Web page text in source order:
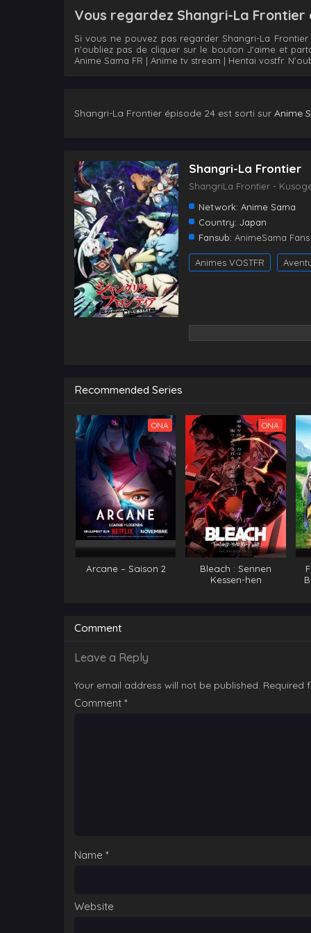
Vous regardez Shangri-La
Si vous ne pouvez pas regarder Shangri-La
n'oubliez pas de cliquer sur le bouton J'aime et
Anime Sama FR | Anime tv stream | Hentai vostfr.
Shangri-La Frontier épisode 24 est sorti sur Anime
Shangri-La Frontier
ShangriLa Frontier -
Network: Anime Sama
Country: Japan
Fansub: AnimeSama Fans
Animes VOSTFR
Recommended Series
ONA
Arcane – Saison 2
ONA
Bleach : Sennen
Kessen-hen
Comment
Leave a Reply
Your email address will not be published. Required
Comment *
Name *
Website